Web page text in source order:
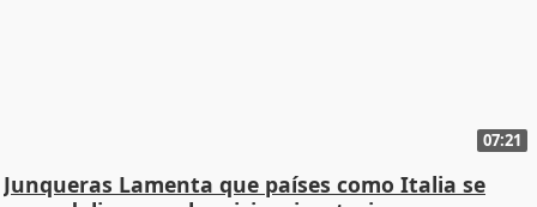
07:21
Junqueras Lamenta que países como Italia se